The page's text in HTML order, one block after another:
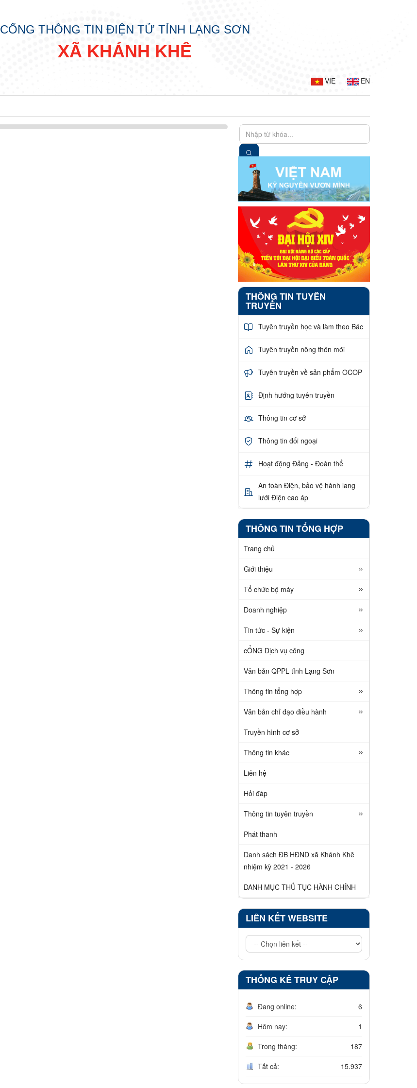
CỔNG THÔNG TIN ĐIỆN TỬ TỈNH LẠNG SƠN
XÃ KHÁNH KHÊ
VIE EN
THÔNG TIN TUYÊN
TRUYỀN
Tuyên truyền học và làm theo Bác
Tuyên truyền nông thôn mới
Tuyên truyền về sản phẩm OCOP
Định hướng tuyên truyền
Thông tin cơ sở
Thông tin đối ngoại
Hoạt động Đảng - Đoàn thể
An toàn Điện, bảo vệ hành lang
lưới Điện cao áp
THÔNG TIN TỔNG HỢP
Trang chủ
Giới thiệu
Tổ chức bộ máy
Doanh nghiệp
Tin tức - Sự kiện
cỔNG Dịch vụ công
Văn bản QPPL tỉnh Lạng Sơn
Thông tin tổng hợp
Văn bản chỉ đạo điều hành
Truyền hình cơ sở
Thông tin khác
Liên hệ
Hỏi đáp
Thông tin tuyên truyền
Phát thanh
Danh sách ĐB HĐND xã Khánh Khê
nhiệm kỳ 2021 - 2026
DANH MỤC THỦ TỤC HÀNH CHÍNH
LIÊN KẾT WEBSITE
THỐNG KÊ TRUY CẬP
Đang online: 6
Hôm nay: 1
Trong tháng: 187
Tất cả: 15.937